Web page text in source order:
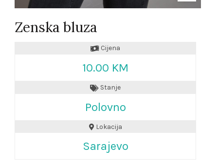
Zenska bluza
Cijena
10.00 KM
Stanje
Polovno
Lokacija
Sarajevo